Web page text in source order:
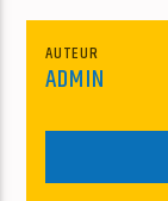
AUTEUR
ADMIN